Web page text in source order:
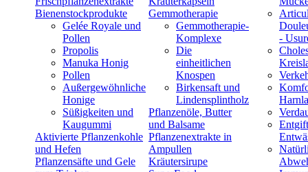
Bienenstockprodukte
Gelée Royale und
Pollen
Propolis
Manuka Honig
Pollen
Außergewöhnliche
Honige
Süßigkeiten und
Kaugummi
Aktivierte Pflanzenkohle
und Hefen
Pflanzensäfte und Gele
Gemmotherapie
Gemmotherapie-
Komplexe
Die
einheitlichen
Knospen
Birkensaft und
Lindensplintholz
Pflanzenöle, Butter
und Balsame
Pflanzenextrakte in
Ampullen
Kräutersirupe
-